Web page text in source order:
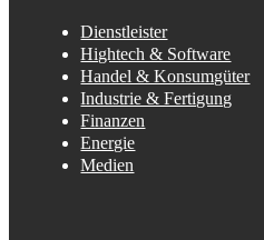
Dienstleister
Hightech & Software
Handel & Konsumgüter
Industrie & Fertigung
Finanzen
Energie
Medien